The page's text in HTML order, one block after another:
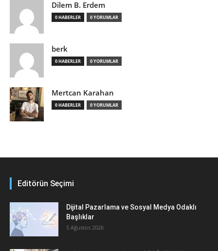
Dilem B. Erdem
0 HABERLER 0 YORUMLAR
berk
0 HABERLER 0 YORUMLAR
Mertcan Karahan
0 HABERLER 0 YORUMLAR
Editörün Seçimi
Dijital Pazarlama ve Sosyal Medya Odaklı
Başlıklar
5 Ağustos 2026